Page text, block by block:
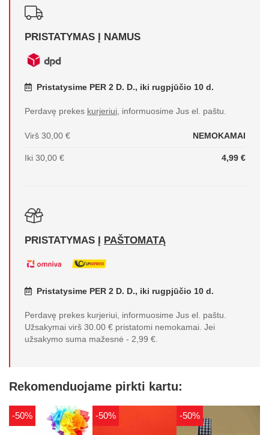
PRISTATYMAS Į NAMUS
Pristatysime PER 2 D. D., iki rugpjūčio 10 d.
Perdavę prekes kurjeriui, informuosime Jus el. paštu.
Virš 30,00 € NEMOKAMAI
Iki 30,00 € 4,99 €
PRISTATYMAS Į PAŠTOMATĄ
Pristatysime PER 2 D. D., iki rugpjūčio 10 d.
Perdavę prekes kurjeriui, informuosime Jus el. paštu.
Užsakymai virš 30.00 € pristatomi nemokamai. Jei
užsakymo suma mažesnė - 2,99 €.
Rekomenduojame pirkti kartu:
-50% -50% -50%